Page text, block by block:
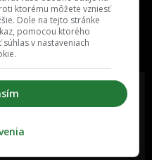
miesto na
next time
na svete
Vieš o niečom zaujímavom alebo
poznáš niekoho, o kom by sme
ktorému môžete vzniesť
Dole na tejto stránke
pomocou ktorého
v nastaveniach